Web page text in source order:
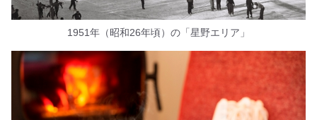
1951年（昭和26年頃）の「星野エリア」